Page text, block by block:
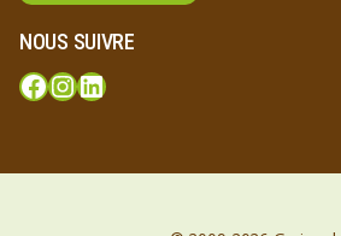
NOUS SUIVRE
Facebook
Instagram
LinkedIn